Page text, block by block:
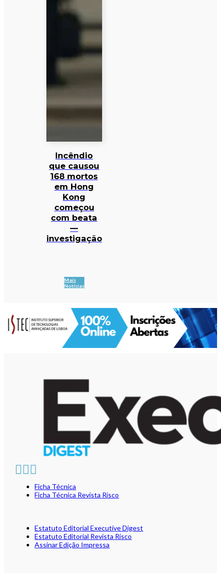
Incêndio
que causou
168 mortos
em Hong
Kong
começou
com beata
—
investigação
Mais
Notícias
Ficha Técnica
Ficha Técnica Revista Risco
Estatuto Editorial Executive Digest
Estatuto Editorial Revista Risco
Assinar Edição Impressa